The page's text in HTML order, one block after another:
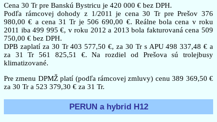
Cena 30 Tr pre Banskú Bystricu je 420 000 € bez DPH.
Podľa rámcovej dohody z 1/2011 je cena 30 Tr pre Prešov 376
980,00 € a cena 31 Tr je 506 690,00 €. Reálne bola cena v roku
2011 iba 499 995 €, v roku 2012 a 2013 bola fakturovaná cena 509
750,00 € bez DPH.
DPB zaplatí za 30 Tr 403 577,50 €, za 30 Tr s APU 498 337,48 € a
za 31 Tr 561 825,51 €. Na rozdiel od Prešova sú trolejbusy
klimatizované.
Pre zmenu DPMŽ platí (podľa rámcovej zmluvy) cenu 389 369,50 €
za 30 Tr a 523 379,30 € za 31 Tr.
PERUN a hybrid H12